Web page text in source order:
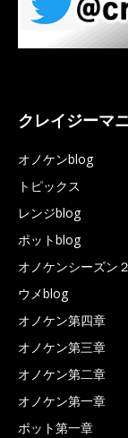
クレイジーマ
オノケンblog
トピックス
レンジblog
ポットblog
オノケンシーズン
ウメblog
オノケン第四章
オノケン第三章
オノケン第二章
オノケン第一章
ポット第一章